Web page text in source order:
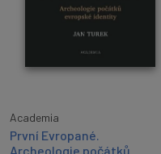
Academia
První Evropané.
Archeologie počátků